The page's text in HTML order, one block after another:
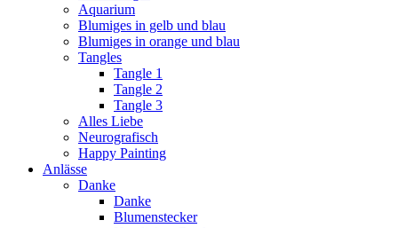
Aquarium
Blumiges in gelb und blau
Blumiges in orange und blau
Tangles
Tangle 1
Tangle 2
Tangle 3
Alles Liebe
Neurografisch
Happy Painting
Anlässe
Danke
Danke
Blumenstecker